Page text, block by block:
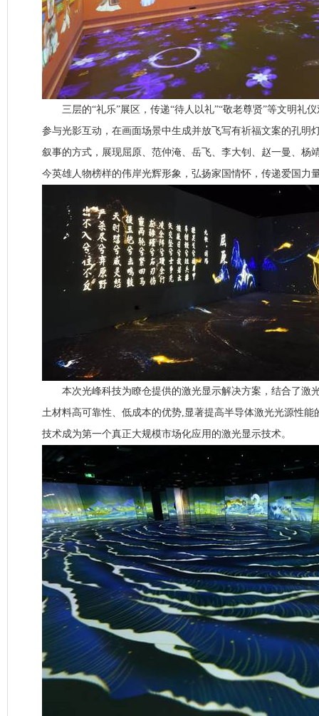
三层的“礼乐”展区，传递“待人以礼”“敬老尊贤”等文明礼仪
参与光影互动，在画面场景中生成并放飞写有祈福文案的孔明
叙事的方式，展现屈原、范仲淹、岳飞、李大钊、赵一曼、杨
今英雄人物榜样的伟岸光辉形象，弘扬家国情怀，传递爱国力
本次光峰科技为瞭仓提供的激光显示解决方案，结合了激
土材料高可靠性、低成本的优势,显著提高半导体激光光源性能
技术成为第一个真正大规模市场化应用的激光显示技术。